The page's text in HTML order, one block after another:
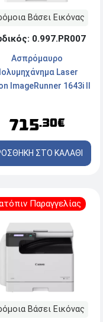
Βάσει Εικόνας
0.997.PR007
Ασπρόμαυρο
Laser
ImageRunner 1643i II
Black - 20.500
σελίδες
715.30€
ΣΤΟ ΚΑΛΑΘΙ
Παραγγελίας
Βάσει Εικόνας